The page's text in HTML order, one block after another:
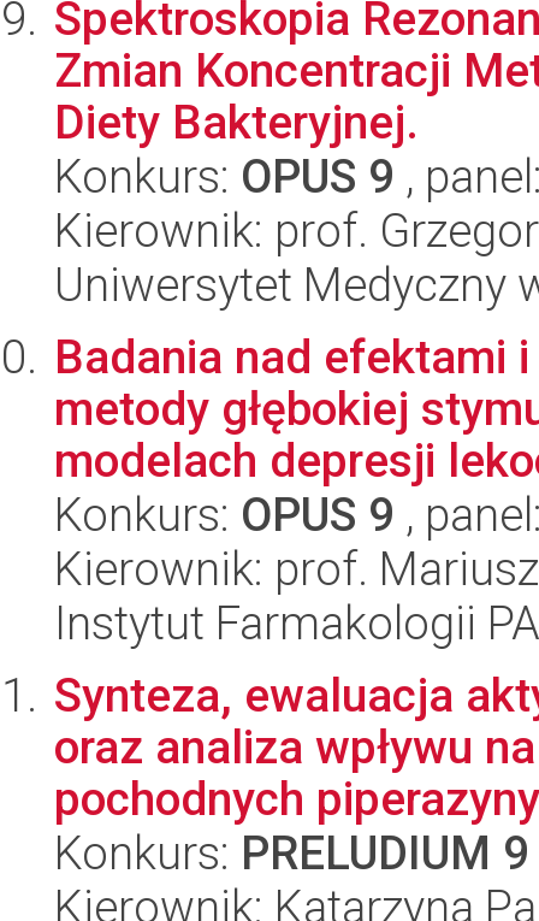
Spektroskopia
Zmian Koncentracji
Diety Bakteryjnej.
Konkurs: OPUS 9 ,
Kierownik: prof.
Uniwersytet Medyczny
Badania nad efektami
metody głębokiej
modelach depresji
Konkurs: OPUS 9 ,
Kierownik: prof.
Instytut Farmakologii
Synteza, ewaluacja
oraz analiza wpływu
pochodnych
Konkurs: PRELUDIUM 9
Kierownik: Katarzyna